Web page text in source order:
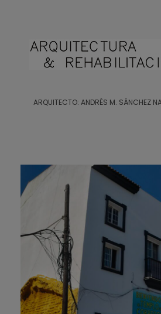
ARQUITECTO: ANDRÉS M. SÁNCHEZ